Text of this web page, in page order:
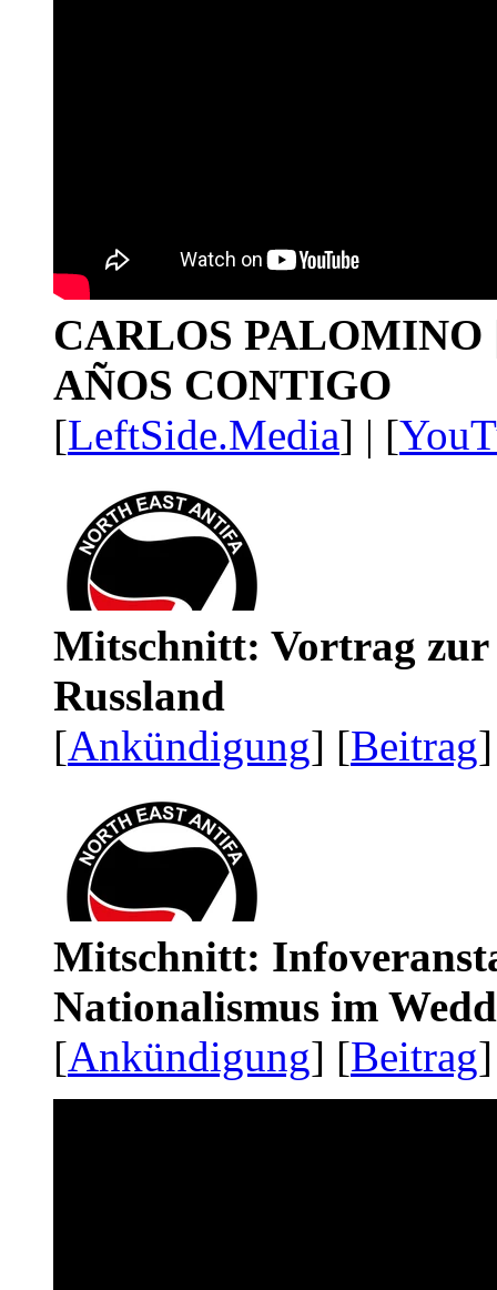
CARLOS PALOMINO
AÑOS CONTIGO
[LeftSide.Media] | [
Mitschnitt: Vortrag zur
Russland
[Ankündigung] [Beitrag
Mitschnitt:
Nationalismus im
[Ankündigung] [Beitrag